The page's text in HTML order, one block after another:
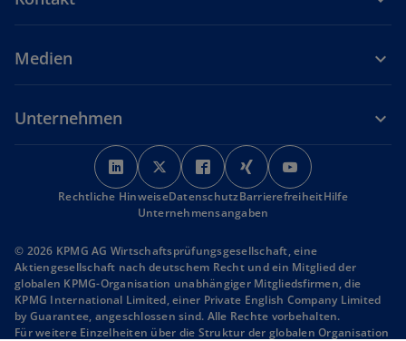
Medien
Unternehmen
w
i
r
d
n
e
i
n
w
i
r
d
n
e
i
n
w
i
r
d
n
e
i
n
w
i
r
i
n
e
i
n
i
r
n
e
i
n
Rechtliche HinweiseDatenschutzBarrierefreiheitHilfe
Unternehmensangaben
© 2026 KPMG AG Wirtschaftsprüfungsgesellschaft, eine
Aktiengesellschaft nach deutschem Recht und ein Mitglied der
globalen KPMG-Organisation unabhängiger Mitgliedsfirmen, die
KPMG International Limited, einer Private English Company Limited
by Guarantee, angeschlossen sind. Alle Rechte vorbehalten.
Für weitere Einzelheiten über die Struktur der globalen Organisation